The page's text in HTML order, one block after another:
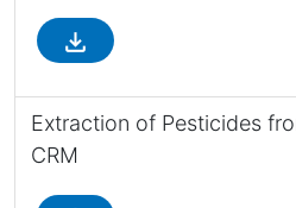
file_download
Extraction of Pesticides
CRM